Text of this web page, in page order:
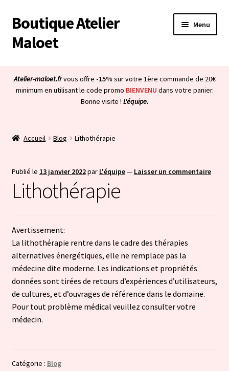
Aller
à
la
Aller
au
contenu
Boutique Atelier
Maloet
Menu
Boutique
Ouvrir
menu
Blog
Ouvrir
Bienvenue dans la boutique
Atelier-maloet.frvous offre -15% sur votre 1ère commande de 20€
minimum en utilisant le code promo BIENVENU dans votre panier.
Bonne visite ! L'équipe.
Accueil Blog Lithothérapie
Publié le 13 janvier 2022par L'équipe— Laisser un commentaire
Lithothérapie
Avertissement:
La lithothérapie rentre dans le cadre des thérapies
alternatives énergétiques, elle ne remplace pas la
médecine dite moderne. Les indications et propriétés
données sont tirées de retours d’expériences d’utilisateurs,
de cultures, et d’ouvrages de référence dans le domaine.
Pour tout problème médical veuillez consulter votre
médecin.
Catégorie : Blog